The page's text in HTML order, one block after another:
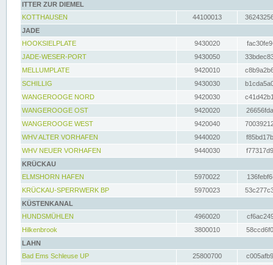
ITTER ZUR DIEMEL
KOTTHAUSEN
44100013
JADE
HOOKSIELPLATE
9430020
JADE-WESER-PORT
9430050
MELLUMPLATE
9420010
SCHILLIG
9430030
WANGEROOGE NORD
9420030
WANGEROOGE OST
9420020
WANGEROOGE WEST
9420040
WHV ALTER VORHAFEN
9440020
WHV NEUER VORHAFEN
9440030
KRÜCKAU
ELMSHORN HAFEN
5970022
KRÜCKAU-SPERRWERK BP
5970023
KÜSTENKANAL
HUNDSMÜHLEN
4960020
Hilkenbrook
3800010
LAHN
Bad Ems Schleuse UP
25800700